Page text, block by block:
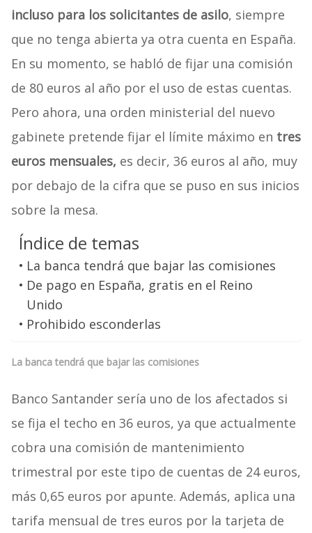
incluso para los solicitantes de asilo, siempre
que no tenga abierta ya otra cuenta en España.
En su momento, se habló de fijar una comisión
de 80 euros al año por el uso de estas cuentas.
Pero ahora, una orden ministerial del nuevo
gabinete pretende fijar el límite máximo en tres
euros mensuales, es decir, 36 euros al año, muy
por debajo de la cifra que se puso en sus inicios
sobre la mesa.
Índice de temas
La banca tendrá que bajar las comisiones
De pago en España, gratis en el Reino
Unido
Prohibido esconderlas
La banca tendrá que bajar las comisiones
Banco Santander sería uno de los afectados si
se fija el techo en 36 euros, ya que actualmente
cobra una comisión de mantenimiento
trimestral por este tipo de cuentas de 24 euros,
más 0,65 euros por apunte. Además, aplica una
tarifa mensual de tres euros por la tarjeta de